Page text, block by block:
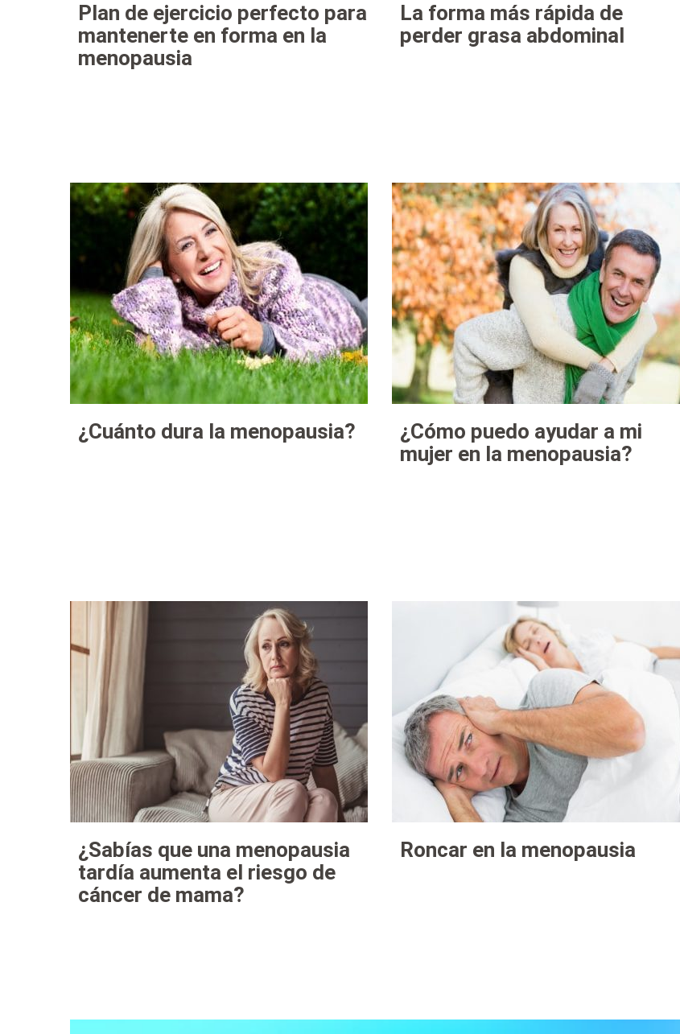
Plan de ejercicio perfecto para
mantenerte en forma en la
menopausia
La forma más rápida de
perder grasa abdominal
¿Cuánto dura la menopausia?
¿Cómo puedo ayudar a mi
mujer en la menopausia?
¿Sabías que una menopausia
tardía aumenta el riesgo de
cáncer de mama?
Roncar en la menopausia